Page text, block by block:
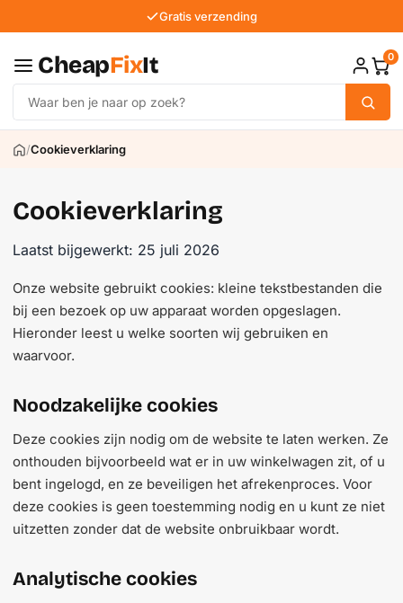
Gratis verzending
CheapFixIt 0
/Cookieverklaring
Cookieverklaring
Laatst bijgewerkt: 25 juli 2026
Onze website gebruikt cookies: kleine tekstbestanden die
bij een bezoek op uw apparaat worden opgeslagen.
Hieronder leest u welke soorten wij gebruiken en
waarvoor.
Noodzakelijke cookies
Deze cookies zijn nodig om de website te laten werken. Ze
onthouden bijvoorbeeld wat er in uw winkelwagen zit, of u
bent ingelogd, en ze beveiligen het afrekenproces. Voor
deze cookies is geen toestemming nodig en u kunt ze niet
uitzetten zonder dat de website onbruikbaar wordt.
Analytische cookies